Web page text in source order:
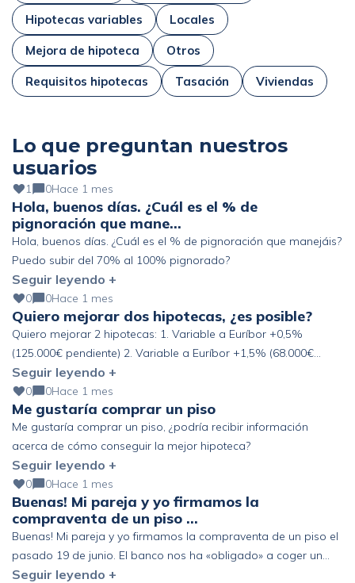
Hipotecas variables Locales
Mejora de hipoteca Otros
Requisitos hipotecas Tasación Viviendas
Lo que preguntan nuestros
usuarios
1 0Hace 1 mes
Hola, buenos días. ¿Cuál es el % de
pignoración que mane…
Hola, buenos días. ¿Cuál es el % de pignoración que manejáis?
Puedo subir del 70% al 100% pignorado?
Seguir leyendo +
0 0Hace 1 mes
Quiero mejorar dos hipotecas, ¿es posible?
Quiero mejorar 2 hipotecas: 1. Variable a Euríbor +0,5%
(125.000€ pendiente) 2. Variable a Euríbor +1,5% (68.000€
pendiente) Altos ingresos y ahorro, pero fuera de España. ¿Se
podría mejorar?
Seguir leyendo +
0 0Hace 1 mes
Me gustaría comprar un piso
Me gustaría comprar un piso, ¿podría recibir información
acerca de cómo conseguir la mejor hipoteca?
Seguir leyendo +
0 0Hace 1 mes
Buenas! Mi pareja y yo firmamos la
compraventa de un piso …
Buenas! Mi pareja y yo firmamos la compraventa de un piso el
pasado 19 de junio. El banco nos ha «obligado» a coger un
seguro de vida de prima única de 6 años y estamos pensando
Seguir leyendo +